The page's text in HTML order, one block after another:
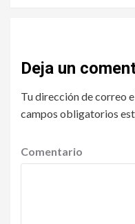
Deja un
Tu dirección de correo
campos obligatorios
Comentario